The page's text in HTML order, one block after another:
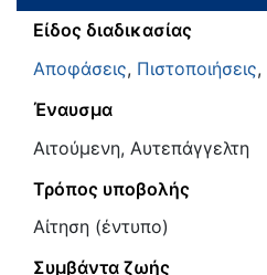
Είδος διαδικασίας
Αποφάσεις, Πιστοποιήσεις,
Έναυσμα
Αιτούμενη, Αυτεπάγγελτη
Τρόπος υποβολής
Αίτηση (έντυπο)
Συμβάντα ζωής